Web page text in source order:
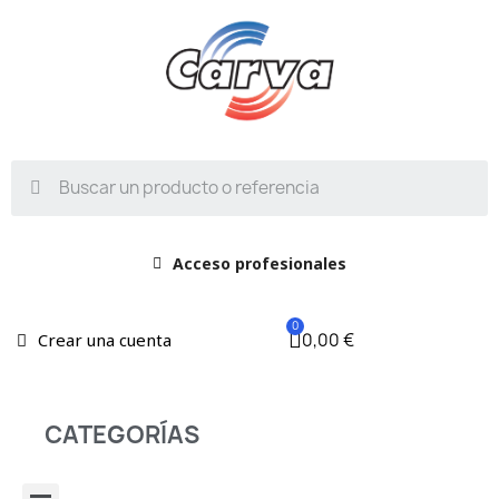
Acceso profesionales
Crear una cuenta 0,00 €
CATEGORÍAS